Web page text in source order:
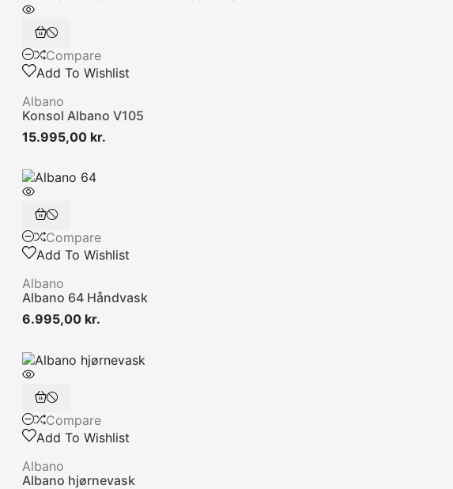
Compare
Add To Wishlist
Albano
Konsol Albano V105
15.995,00 kr.
Compare
Add To Wishlist
Albano
Albano 64 Håndvask
6.995,00 kr.Pris
Compare
Add To Wishlist
Albano
Albano hjørnevask